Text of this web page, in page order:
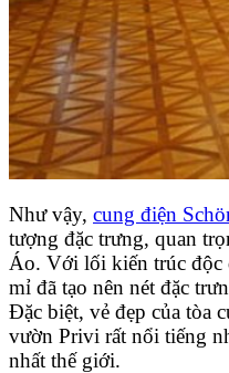
Như vậy, cung điện
tượng đặc trưng, quan
Áo. Với lối kiến trúc độc
mỉ đã tạo nên nét đặc
Đặc biệt, vẻ đẹp của tòa
vườn Privi rất nổi tiếng
nhất thế giới.